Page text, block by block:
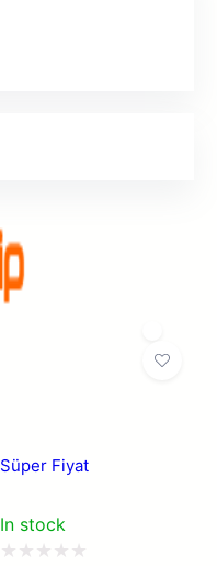
Süper Fiyat
In stock